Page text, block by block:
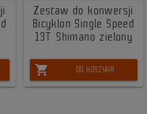
Zestaw do konwersji
Bicyklon Single Speed
13T Shimano zielony
shopping_cart DO KOSZYKA